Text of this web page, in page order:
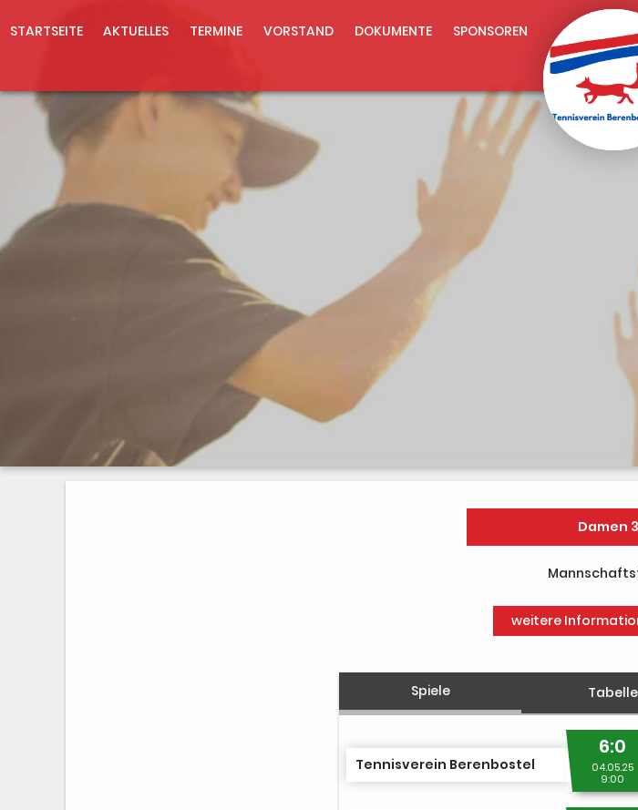
STARTSEITE AKTUELLES TERMINE VORSTAND DOKUMENTE SPONSOREN
Damen
weitere
Spiele Tabelle
Tennisverein Berenbostel
6:0
04.05.25
9:00